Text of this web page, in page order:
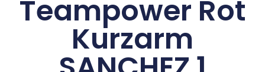
Teampower Rot
Kurzarm